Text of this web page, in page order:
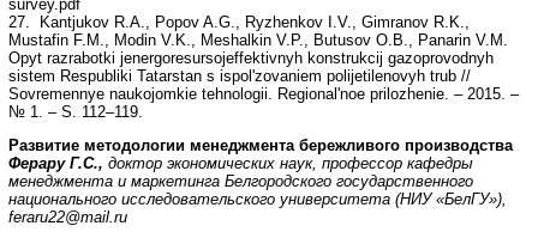
survey.pdf
27. Kantjukov R.A., Popov A.G., Ryzhenkov I.V., Gimranov R.K.,
Mustafin F.M., Modin V.K., Meshalkin V.P., Butusov O.B., Panarin V.M.
Opyt razrabotki jenergoresursojeffektivnyh konstrukcij gazoprovodnyh
sistem Respubliki Tatarstan s ispol'zovaniem polijetilenovyh trub //
Sovremennye naukojomkie tehnologii. Regional'noe prilozhenie. – 2015. –
№ 1. – S. 112–119.
Развитие методологии менеджмента бережливого производства
Ферару Г.С., доктор экономических наук, профессор кафедры
менеджмента и маркетинга Белгородского государственного
национального исследовательского университета (НИУ «БелГУ»),
feraru22@mail.ru